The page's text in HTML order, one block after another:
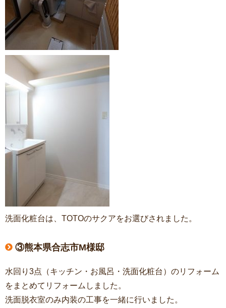
洗面化粧台は、TOTOのサクアをお選びされました。
③熊本県合志市M様邸
水回り3点（キッチン・お風呂・洗面化粧台）のリフォーム
をまとめてリフォームしました。
洗面脱衣室のみ内装の工事を一緒に行いました。